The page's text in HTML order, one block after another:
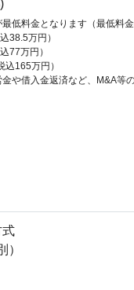
低料金となります（最低料
38.5万円）
77万円）
165万円）
金や借入金返済など、M&A
式
）